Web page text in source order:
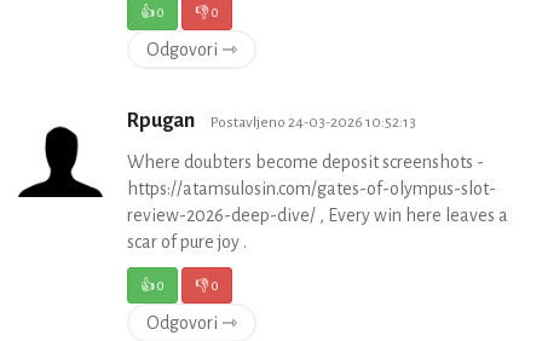
👍0 👎0
Odgovori ⇾
Rpugan Postavljeno 24-03-2026 10:52:13
Where doubters become deposit screenshots -
https://atamsulosin.com/gates-of-olympus-slot-
review-2026-deep-dive/ , Every win here leaves a
scar of pure joy .
👍0 👎0
Odgovori ⇾